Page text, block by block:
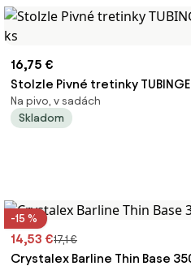
16,75 €
Stolzle Pivné tretinky
ks
Na pivo, v sadách
Skladom
-15 %
14,53 €17,1 €
Crystalex Barline Thin Base